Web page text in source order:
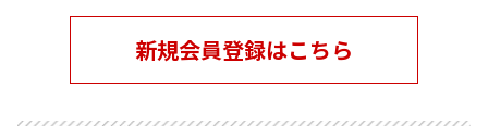
新規会員登録はこちら